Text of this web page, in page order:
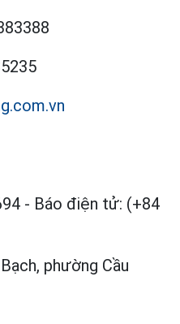
- Báo điện tử: (+84
phường Cầu